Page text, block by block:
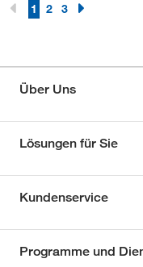
1 2 3
Über Uns
Lösungen für Sie
Kundenservice
Programme und